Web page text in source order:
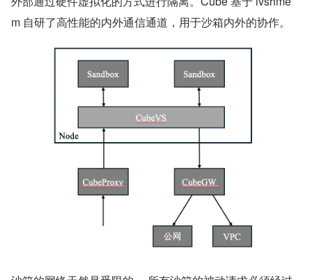
m 自研了高性能的内外通信通道，用于沙箱内外的协作。